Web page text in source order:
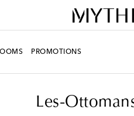
PROMOTIONS
Les-